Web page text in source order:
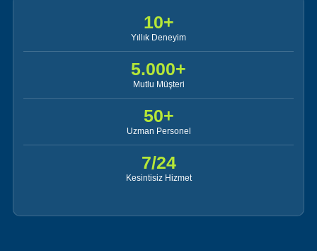
10+
Yıllık Deneyim
5.000+
Mutlu Müşteri
50+
Uzman Personel
7/24
Kesintisiz Hizmet